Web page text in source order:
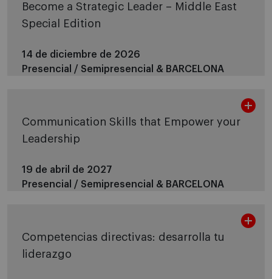
Become a Strategic Leader – Middle East
Special Edition
14 de diciembre de 2026
Presencial / Semipresencial & BARCELONA
Communication Skills that Empower your
Leadership
19 de abril de 2027
Presencial / Semipresencial & BARCELONA
Competencias directivas: desarrolla tu
liderazgo